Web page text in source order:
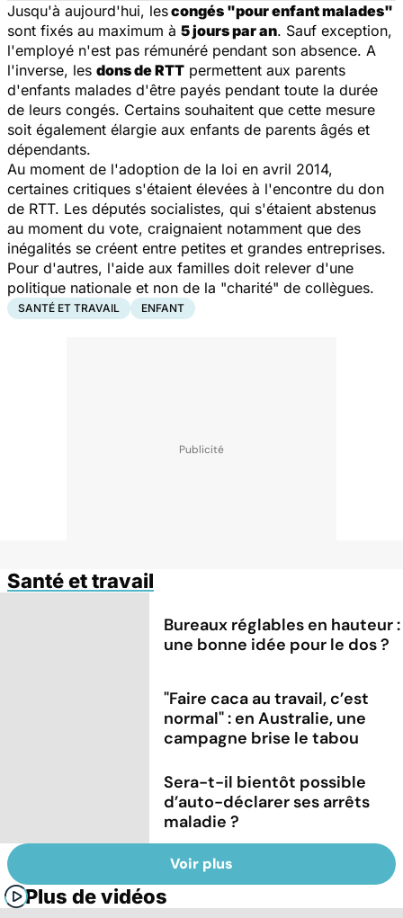
Jusqu'à aujourd'hui, lescongés "pour enfant malades"
sont fixés au maximum à 5 jours par an. Sauf exception,
l'employé n'est pas rémunéré pendant son absence. A
l'inverse, les dons de RTT permettent aux parents
d'enfants malades d'être payés pendant toute la durée
de leurs congés. Certains souhaitent que cette mesure
soit également élargie aux enfants de parents âgés et
dépendants.
Au moment de l'adoption de la loi en avril 2014,
certaines critiques s'étaient élevées à l'encontre du don
de RTT. Les députés socialistes, qui s'étaient abstenus
au moment du vote, craignaient notamment que des
inégalités se créent entre petites et grandes entreprises.
Pour d'autres, l'aide aux familles doit relever d'une
politique nationale et non de la "charité" de collègues.
SANTÉ ET TRAVAIL ENFANT
Santé et travail
Bureaux réglables en hauteur :
une bonne idée pour le dos ?
"Faire caca au travail, c’est
normal" : en Australie, une
campagne brise le tabou
Sera-t-il bientôt possible
d’auto-déclarer ses arrêts
maladie ?
Voir plus
Plus de vidéos